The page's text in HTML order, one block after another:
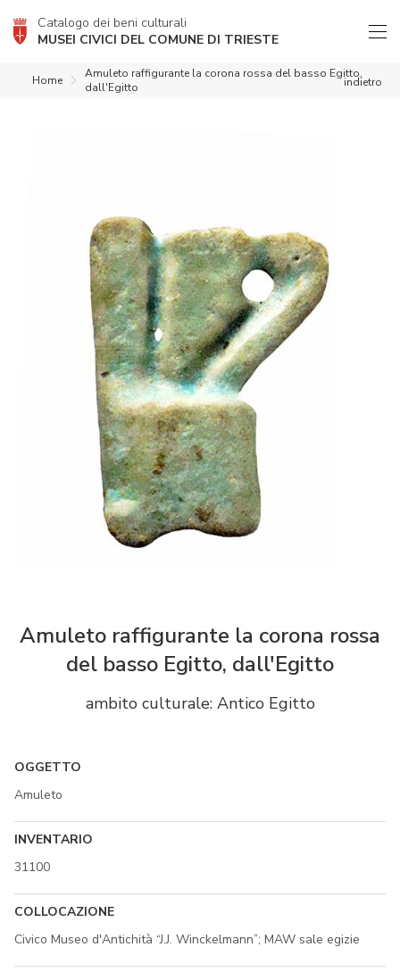
Catalogo dei beni culturali
MUSEI CIVICI DEL COMUNE DI TRIESTE
indietro
Home
Amuleto raffigurante la corona rossa del basso Egitto,
dall'Egitto
Amuleto raffigurante la corona rossa
del basso Egitto, dall'Egitto
ambito culturale: Antico Egitto
OGGETTO
Amuleto
INVENTARIO
31100
COLLOCAZIONE
Civico Museo d'Antichità “J.J. Winckelmann”; MAW sale egizie